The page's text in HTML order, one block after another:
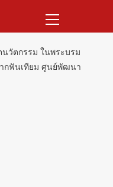
Menu
วัตกรรม ในพระบรม
กฟันเทียม ศูนย์พัฒนา